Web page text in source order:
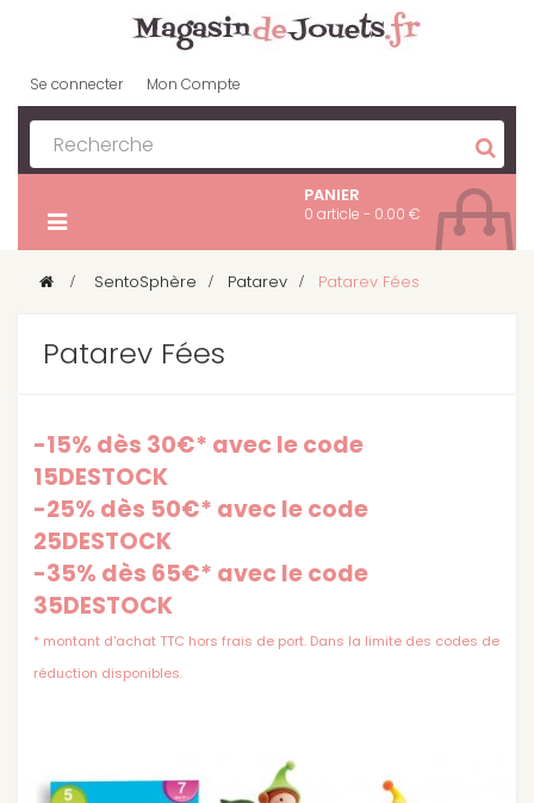
Se connecter Mon Compte
PANIER
0 article - 0.00 €
> SentoSphère > Patarev > Patarev Fées
Patarev Fées
-15% dès 30€* avec le code
15DESTOCK
-25% dès 50€* avec le code
25DESTOCK
-35% dès 65€* avec le code
35DESTOCK
* montant d'achat TTC hors frais de port. Dans la limite des codes de
réduction disponibles.